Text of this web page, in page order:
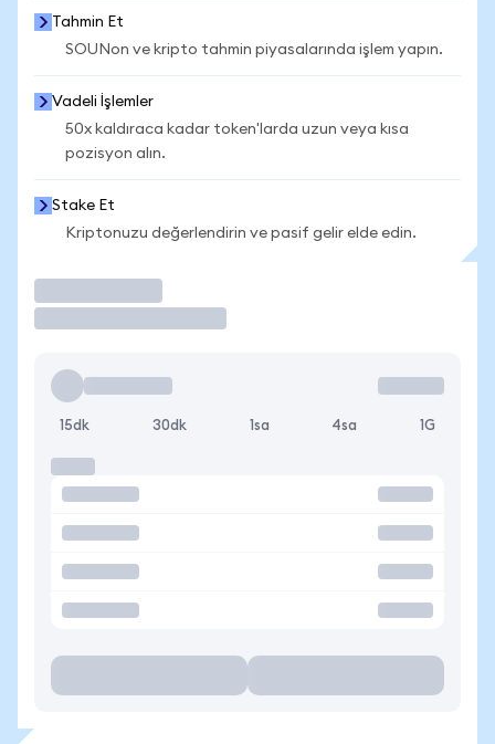
Tahmin Et
SOUNon ve kripto tahmin piyasalarında işlem yapın.
Vadeli İşlemler
50x kaldıraca kadar token'larda uzun veya kısa
pozisyon alın.
Stake Et
Kriptonuzu değerlendirin ve pasif gelir elde edin.
15dk 30dk 1sa 4sa 1G